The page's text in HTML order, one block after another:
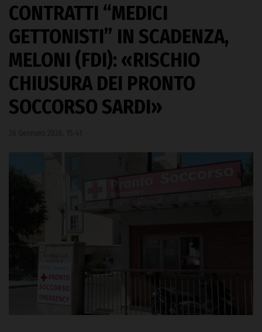
CONTRATTI “MEDICI
GETTONISTI” IN SCADENZA,
MELONI (FDI): «RISCHIO
CHIUSURA DEI PRONTO
SOCCORSO SARDI»